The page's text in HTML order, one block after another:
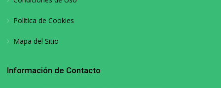
Política de Cookies
Mapa del Sitio
Información de Contacto